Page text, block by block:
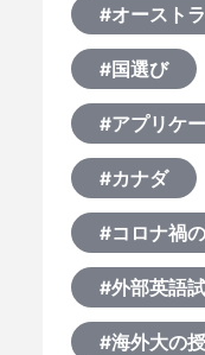
#オースト
#国選び
#アプリケ
#カナダ
#コロナ禍
#外部英語
#海外大の